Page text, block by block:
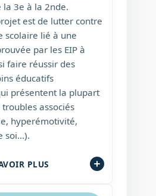
la 3e à la 2nde.
est de lutter contre
scolaire lié à une
par les EIP à
faire réussir des
éducatifs
présentent la plupart
associés
hyperémotivité,
soi…).
PLUS